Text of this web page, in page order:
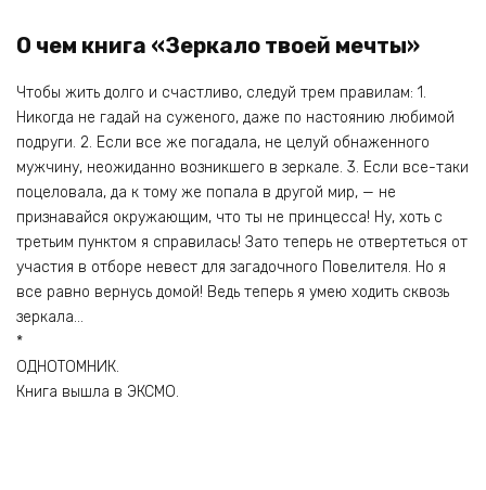
О чем книга «Зеркало твоей мечты»
Чтобы жить долго и счастливо, следуй трем правилам: 1.
Никогда не гадай на суженого, даже по настоянию любимой
подруги. 2. Если все же погадала, не целуй обнаженного
мужчину, неожиданно возникшего в зеркале. 3. Если все-таки
поцеловала, да к тому же попала в другой мир, — не
признавайся окружающим, что ты не принцесса! Ну, хоть с
третьим пунктом я справилась! Зато теперь не отвертеться от
участия в отборе невест для загадочного Повелителя. Но я
все равно вернусь домой! Ведь теперь я умею ходить сквозь
зеркала…
*
ОДНОТОМНИК.
Книга вышла в ЭКСМО.